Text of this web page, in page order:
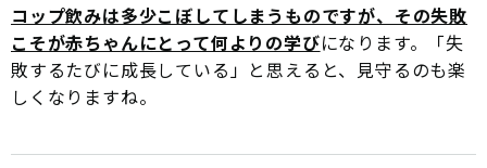
コップ飲みは多少こぼしてしまうものですが、その失敗
こそが赤ちゃんにとって何よりの学びになります。「失
敗するたびに成長している」と思えると、見守るのも楽
しくなりますね。